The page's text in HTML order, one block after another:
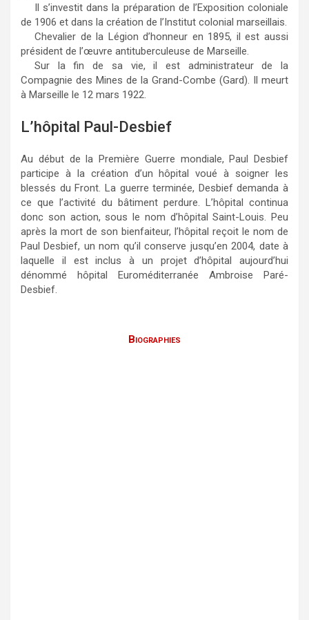
Il s’investit dans la préparation de l’Exposition coloniale
de 1906 et dans la création de l’Institut colonial marseillais.
Chevalier de la Légion d’honneur en 1895, il est aussi
président de l’œuvre antituberculeuse de Marseille.
Sur la fin de sa vie, il est administrateur de la
Compagnie des Mines de la Grand-Combe (Gard). Il meurt
à Marseille le 12 mars 1922.
L’hôpital Paul-Desbief
Au début de la Première Guerre mondiale, Paul Desbief
participe à la création d’un hôpital voué à soigner les
blessés du Front. La guerre terminée, Desbief demanda à
ce que l’activité du bâtiment perdure. L’hôpital continua
donc son action, sous le nom d’hôpital Saint-Louis. Peu
après la mort de son bienfaiteur, l’hôpital reçoit le nom de
Paul Desbief, un nom qu’il conserve jusqu’en 2004, date à
laquelle il est inclus à un projet d’hôpital aujourd’hui
dénommé hôpital Euroméditerranée Ambroise Paré-
Desbief.
Biographies